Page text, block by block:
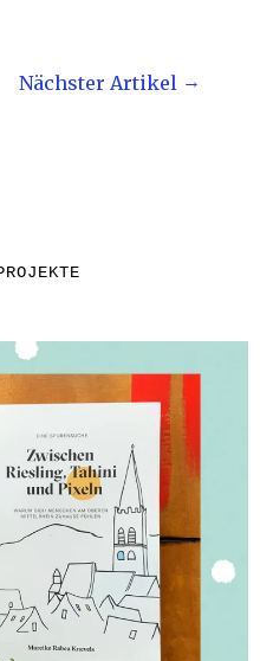
Nächster Artikel